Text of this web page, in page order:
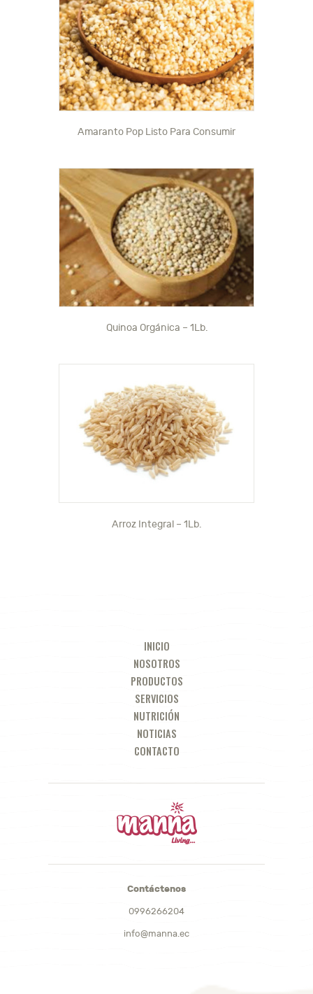
Amaranto Pop Listo Para Consumir
Quinoa Orgánica – 1Lb.
Arroz Integral – 1Lb.
INICIO
NOSOTROS
PRODUCTOS
SERVICIOS
NUTRICIÓN
NOTICIAS
CONTACTO
Contáctenos
0996266204
info@manna.ec